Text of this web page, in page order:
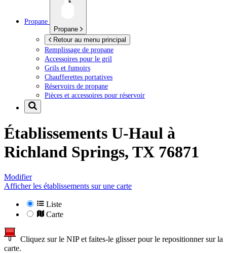
Propane
Propane
Retour au menu principal
Remplissage de propane
Accessoires pour le gril
Grils et fumoirs
Chaufferettes portatives
Réservoirs de propane
Pièces et accessoires pour réservoir
Établissements U-Haul à
Richland Springs, TX 76871
Modifier
Afficher les établissements sur une carte
Liste
Carte
Cliquez sur le NIP et faites-le glisser pour le repositionner sur la
carte.